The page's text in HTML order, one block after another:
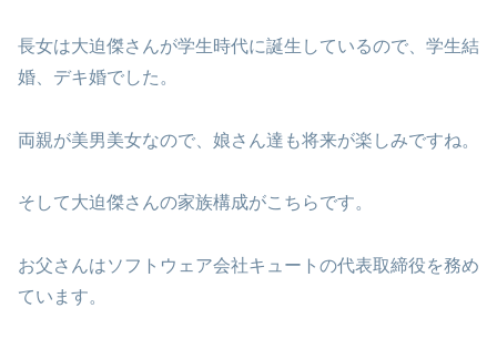
長女は大迫傑さんが学生時代に誕生しているので、学生結
婚、デキ婚でした。
両親が美男美女なので、娘さん達も将来が楽しみですね。
そして大迫傑さんの家族構成がこちらです。
お父さんはソフトウェア会社キュートの代表取締役を務め
ています。